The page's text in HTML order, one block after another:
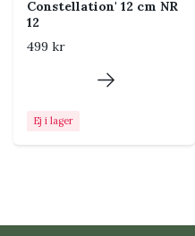
Kontrollera jorden
dräneringshål
Gula eller mjuka
Constellation' 12 cm NR
12
499 kr
Ej i lager